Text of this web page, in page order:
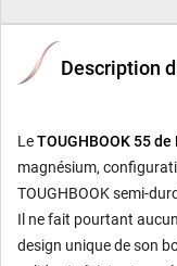
Description
LeTOUGHBOOK 55
magnésium,
TOUGHBOOK semi-
Il ne fait pourtant
design unique de son